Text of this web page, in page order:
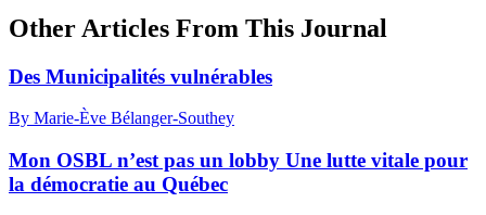
Other Articles From This Journal
Des Municipalités vulnérables
By Marie-Ève Bélanger-Southey
Mon OSBL n’est pas un lobby Une lutte vitale pour
la démocratie au Québec